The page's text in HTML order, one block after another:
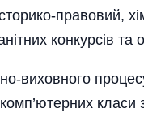
правовий,
конкурсів та
виховного